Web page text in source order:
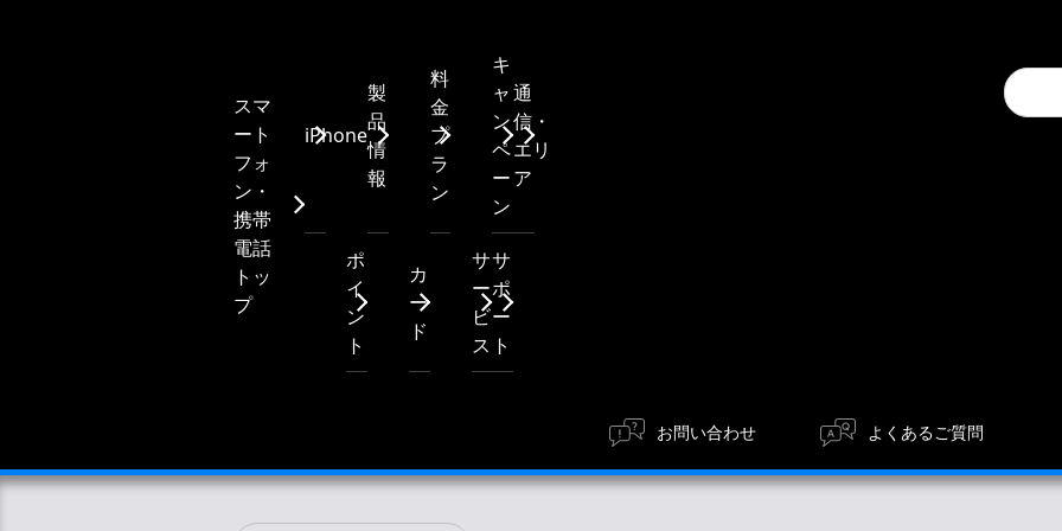
Conduct
a
search
スマ
ート
フォ
ン・
携帯
電話
トッ
プ
iPhone
製
品
情
報
料
金
プ
ラ
ン
キ
ャ
ン
ペ
ー
ン
通
信・
エリ
ア
ポ
イ
ン
ト
カ
ー
ド
サ
ー
ビ
ス
サ
ポ
ー
ト
お問い合わせ よくあるご質問